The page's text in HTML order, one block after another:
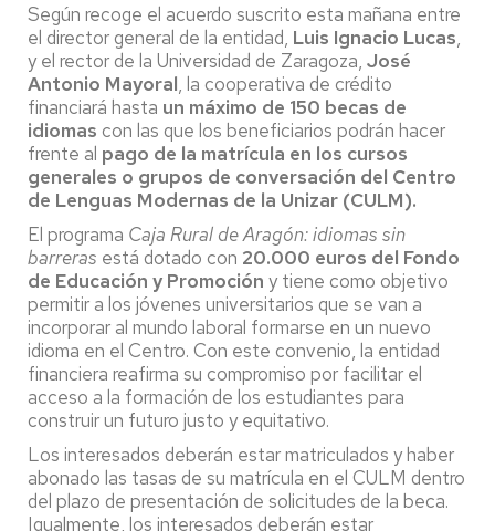
Según recoge el acuerdo suscrito esta mañana entre
el director general de la entidad, Luis Ignacio Lucas,
y el rector de la Universidad de Zaragoza, José
Antonio Mayoral, la cooperativa de crédito
financiará hasta un máximo de 150 becas de
idiomas con las que los beneficiarios podrán hacer
frente al pago de la matrícula en los cursos
generales o grupos de conversación del Centro
de Lenguas Modernas de la Unizar (CULM).
El programa Caja Rural de Aragón: idiomas sin
barreras está dotado con 20.000 euros del Fondo
de Educación y Promoción y tiene como objetivo
permitir a los jóvenes universitarios que se van a
incorporar al mundo laboral formarse en un nuevo
idioma en el Centro. Con este convenio, la entidad
financiera reafirma su compromiso por facilitar el
acceso a la formación de los estudiantes para
construir un futuro justo y equitativo.
Los interesados deberán estar matriculados y haber
abonado las tasas de su matrícula en el CULM dentro
del plazo de presentación de solicitudes de la beca.
Igualmente, los interesados deberán estar